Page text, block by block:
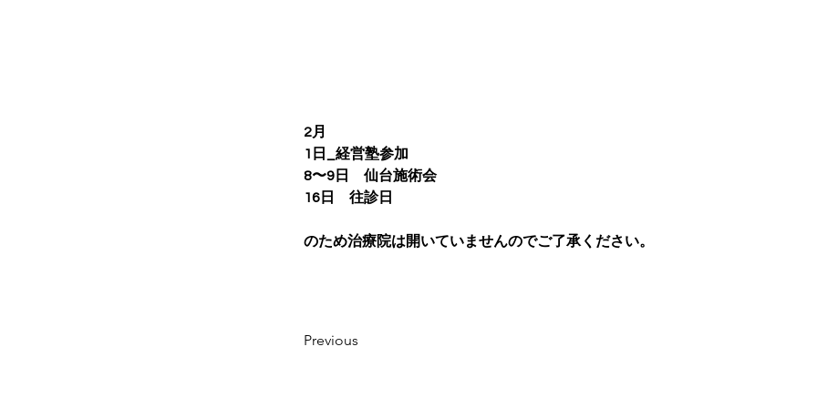
2月
1日_経営塾参加
8〜9日　仙台施術会
16日　往診日
のため治療院は開いていませんのでご了承ください。
Previous